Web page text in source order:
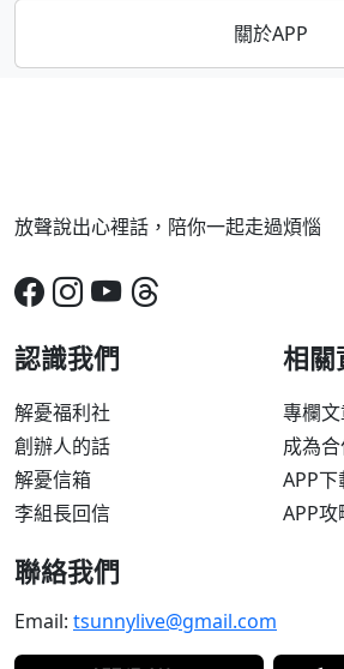
關於APP
放聲說出心裡話，陪你一起走過煩惱
認識我們
解憂福利社
創辦人的話
解憂信箱
李組長回信
相關
專欄
成為
APP下
APP
聯絡我們
Email: tsunnylive@gmail.com